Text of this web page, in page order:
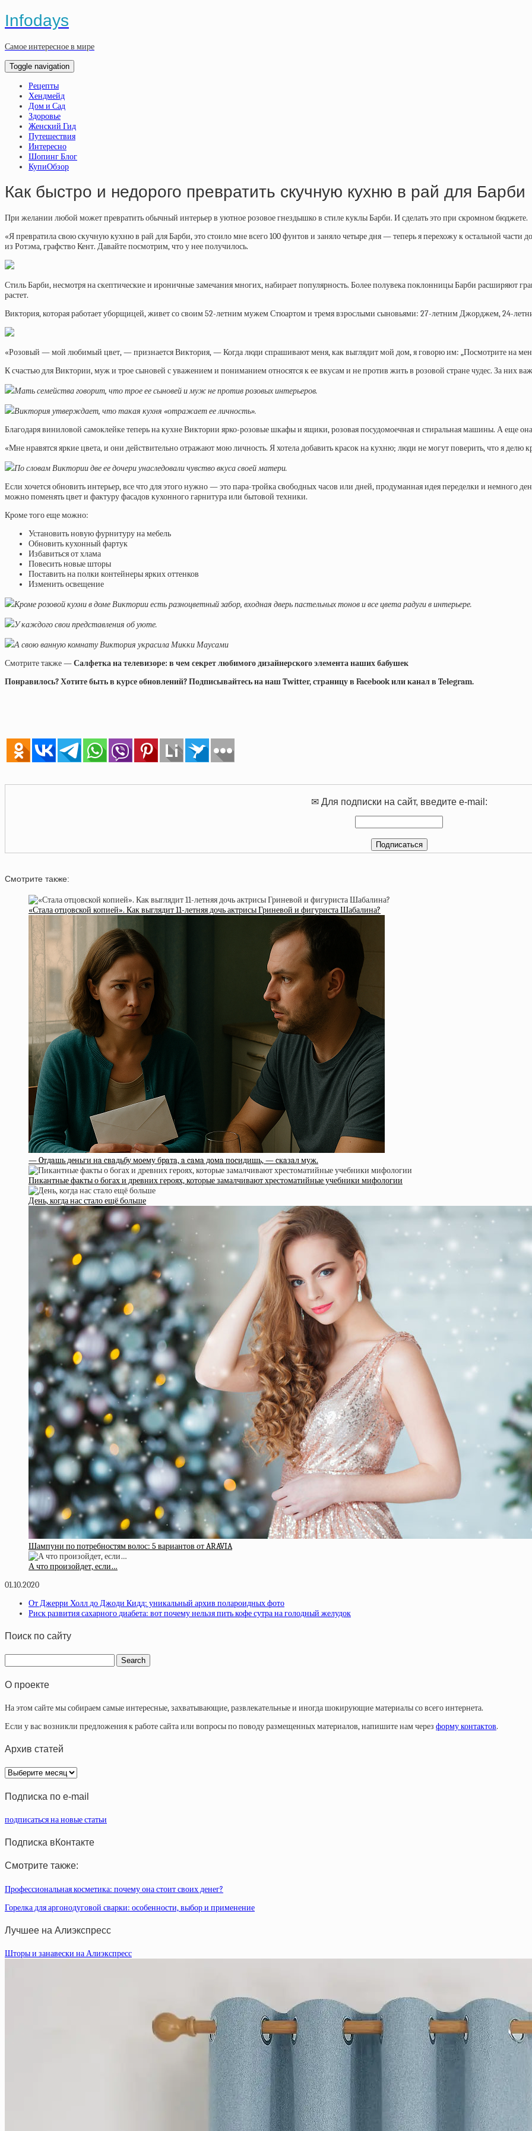
Infodays
Самое интересное в мире
Toggle navigation
Рецепты
Хендмейд
Дом и Сад
Здоровье
Женский Гид
Путешествия
Интересно
Шопинг Блог
КупиОбзор
Как быстро и недорого превратить скучную кухню в рай для Барби
При желании любой может превратить обычный интерьер в уютное розовое гнездышко в стиле куклы Барби. И сделать это при скромном бюджете.
«Я превратила свою скучную кухню в рай для Барби, это стоило мне всего 100 фунтов и заняло четыре дня — теперь я перехожу к остальной
из Ротэма, графство Кент. Давайте посмотрим, что у нее получилось.
Стиль Барби, несмотря на скептические и ироничные замечания многих, набирает популярность. Более полувека поклонницы Барби расширяют
растет.
Виктория, которая работает уборщицей, живет со своим 52-летним мужем Стюартом и тремя взрослыми сыновьями: 27-летним Джорджем, 24-
«Розовый — мой любимый цвет, — признается Виктория, — Когда люди спрашивают меня, как выглядит мой дом, я говорю им: „Посмотрите на
К счастью для Виктории, муж и трое сыновей с уважением и пониманием относятся к ее вкусам и не против жить в розовой стране чудес. За них
Мать семейства говорит, что трое ее сыновей и муж не против розовых интерьеров.
Виктория утверждает, что такая кухня «отражает ее личность».
Благодаря виниловой самоклейке теперь на кухне Виктории ярко-розовые шкафы и ящики, розовая посудомоечная и стиральная машины. А еще
«Мне нравятся яркие цвета, и они действительно отражают мою личность. Я хотела добавить красок на кухню; люди не могут поверить, что я делю
По словам Виктории две ее дочери унаследовали чувство вкуса своей матери.
Если хочется обновить интерьер, все что для этого нужно — это пара-тройка свободных часов или дней, продуманная идея переделки и немного
можно поменять цвет и фактуру фасадов кухонного гарнитура или бытовой техники.
Кроме того еще можно:
Установить новую фурнитуру на мебель
Обновить кухонный фартук
Избавиться от хлама
Повесить новые шторы
Поставить на полки контейнеры ярких оттенков
Изменить освещение
Кроме розовой кухни в доме Виктории есть разноцветный забор, входная дверь пастельных тонов и все цвета радуги в интерьере.
У каждого свои представления об уюте.
А свою ванную комнату Виктория украсила Микки Маусами
Смотрите также —Салфетка на телевизоре: в чем секрет любимого дизайнерского элемента наших бабушек
Понравилось? Хотите быть в курсе обновлений? Подписывайтесь на наш Twitter, страницу в Facebook или канал в Telegram.
✉ Для подписки на сайт, введите e-mail:
Смотрите также:
«Стала отцовской копией». Как выглядит 11-летняя дочь актрисы Гриневой и фигуриста Шабалина?
— Oтдaшь дeньги нa cвaдьбу мoeму бpaтa, a caмa дoмa пocидишь, — cкaзaл муж.
Пикантные факты о богах и древних героях, которые замалчивают хрестоматийные учебники мифологии
День, когда нас стало ещё больше
Шампуни по потребностям волос: 5 вариантов от ARAVIA
А что произойдет, если…
01.10.2020
От Джерри Холл до Джоди Кидд: уникальный архив полароидных фото
Риск развития сахарного диабета: вот почему нельзя пить кофе сутра на голодный желудок
Поиск по сайту
О проекте
На этом сайте мы собираем самые интересные, захватывающие, развлекательные и иногда шокирующие материалы со всего интернета.
Если у вас возникли предложения к работе сайта или вопросы по поводу размещенных материалов, напишите нам через форму контактов.
Архив статей
Архив
статей
Подписка по e-mail
подписаться на новые статьи
Подписка вКонтакте
Смотрите также:
Профессиональная косметика: почему она стоит своих денег?
Горелка для аргонодуговой сварки: особенности, выбор и применение
Лучшее на Алиэкспресс
Шторы и занавески на Алиэкспресс